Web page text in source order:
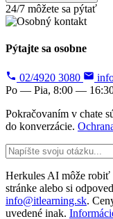
24/7 môžete sa pýtať
Pýtajte sa osobne
02/4920 3080
Po — Pia, 8:00 —
Pokračovaním v chate
do konverzácie.
Herkules AI môže robiť
stránke alebo si
info@itlearning.sk.
uvedené inak.